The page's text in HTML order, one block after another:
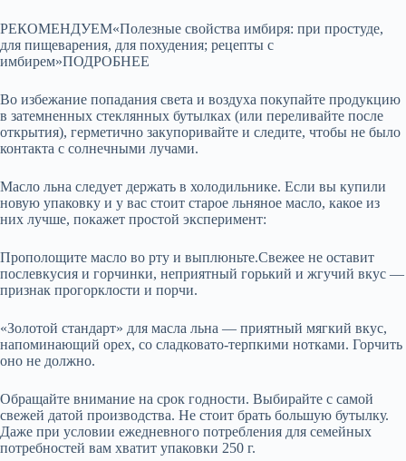
РЕКОМЕНДУЕМ«Полезные свойства имбиря: при простуде,
для пищеварения, для похудения; рецепты с
имбирем»ПОДРОБНЕЕ
Во избежание попадания света и воздуха покупайте продукцию
в затемненных стеклянных бутылках (или переливайте после
открытия), герметично закупоривайте и следите, чтобы не было
контакта с солнечными лучами.
Масло льна следует держать в холодильнике. Если вы купили
новую упаковку и у вас стоит старое льняное масло, какое из
них лучше, покажет простой эксперимент:
Прополощите масло во рту и выплюньте.Свежее не оставит
послевкусия и горчинки, неприятный горький и жгучий вкус —
признак прогорклости и порчи.
«Золотой стандарт» для масла льна — приятный мягкий вкус,
напоминающий орех, со сладковато-терпкими нотками. Горчить
оно не должно.
Обращайте внимание на срок годности. Выбирайте с самой
свежей датой производства. Не стоит брать большую бутылку.
Даже при условии ежедневного потребления для семейных
потребностей вам хватит упаковки 250 г.